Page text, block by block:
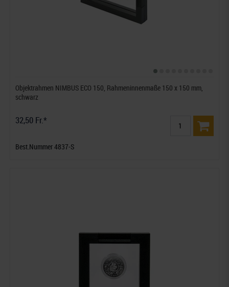
Objektrahmen NIMBUS ECO 150, Rahmeninnenmaße 150 x 150 mm,
schwarz
32,50 Fr.*
Best.Nummer 4837-S